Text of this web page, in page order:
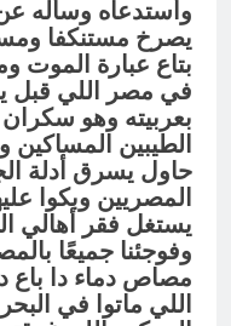
وأستدعاه وسأله
يصرخ مستنكفا
بتاع عبارة الموت
في مصر اللي قبل
بعربيته وهو
الطيبين المساكين
حاول يسرق أدلة
المصريين وبكوا
يستغل فقر أهالي
وفوجئنا جميعًا
مصاص دماء دا باع
اللي ماتوا في